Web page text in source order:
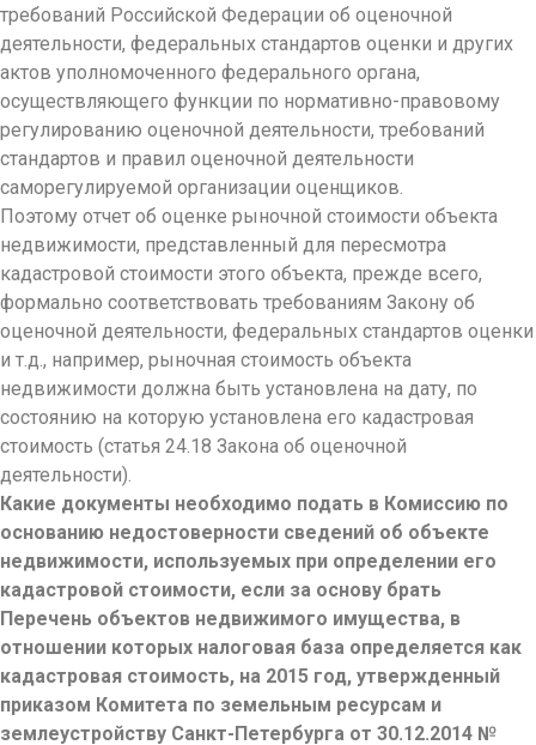
требований Российской Федерации об оценочной
деятельности, федеральных стандартов оценки и других
актов уполномоченного федерального органа,
осуществляющего функции по нормативно-правовому
регулированию оценочной деятельности, требований
стандартов и правил оценочной деятельности
саморегулируемой организации оценщиков.
Поэтому отчет об оценке рыночной стоимости объекта
недвижимости, представленный для пересмотра
кадастровой стоимости этого объекта, прежде всего,
формально соответствовать требованиям Закону об
оценочной деятельности, федеральных стандартов оценки
и т.д., например, рыночная стоимость объекта
недвижимости должна быть установлена на дату, по
состоянию на которую установлена его кадастровая
стоимость (статья 24.18 Закона об оценочной
деятельности).
Какие документы необходимо подать в Комиссию по
основанию недостоверности сведений об объекте
недвижимости, используемых при определении его
кадастровой стоимости, если за основу брать
Перечень объектов недвижимого имущества, в
отношении которых налоговая база определяется как
кадастровая стоимость, на 2015 год, утвержденный
приказом Комитета по земельным ресурсам и
землеустройству Санкт-Петербурга от 30.12.2014 №